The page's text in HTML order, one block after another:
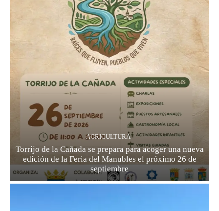
AGRICULTURA
Torrijo de la Cañada se prepara para acoger una nueva
edición de la Feria del Manubles el próximo 26 de
septiembre